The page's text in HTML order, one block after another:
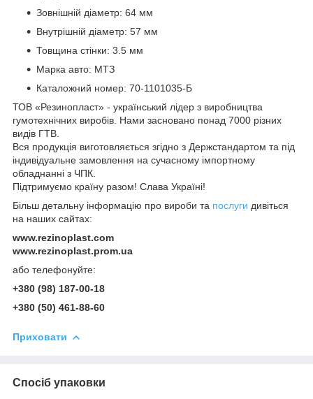
Зовнішній діаметр: 64 мм
Внутрішній діаметр: 57 мм
Товщина стінки: 3.5 мм
Марка авто: МТЗ
Каталожний номер: 70-1101035-Б
ТОВ «Резинопласт» - український лідер з виробництва
гумотехнічних виробів. Нами засновано понад 7000 різних
видів ГТВ.
Вся продукція виготовляється згідно з Держстандартом та під
індивідуальне замовлення на сучасному імпортному
обладнанні з ЧПК.
Підтримуємо країну разом! Слава Україні!
Більш детальну інформацію про вироби та послуги дивіться
на наших сайтах:
www.rezinoplast.com
www.rezinoplast.prom.ua
або телефонуйте:
+380 (98) 187-00-18
+380 (50) 461-88-60
Приховати
Спосіб упаковки